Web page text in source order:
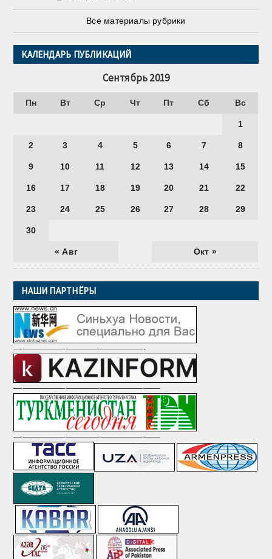
Все материалы рубрики
КАЛЕНДАРЬ ПУБЛИКАЦИЙ
Сентябрь 2019
Пн Вт Ср Чт Пт Сб Вс
« Авг Окт »
1
2 3 4 5 6 7 8
9 10 11 12 13 14 15
16 17 18 19 20 21 22
23 24 25 26 27 28 29
30
НАШИ ПАРТНЁРЫ
———————————————-
—————————————————
—————————————————